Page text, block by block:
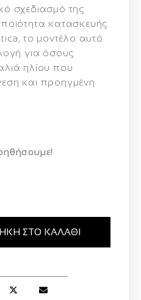
σχεδιασμό της
κατασκευής
το μοντέλο αυτό
για όσους
ηλίου που
και προηγμένη
ΣΤΟ ΚΑΛΆΘΙ